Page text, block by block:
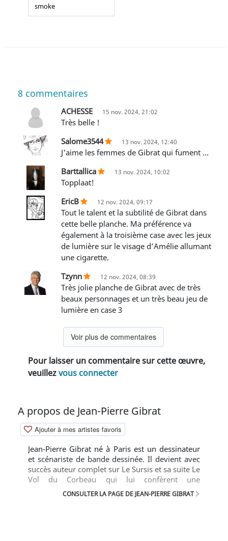
smoke
8 commentaires
ACHESSE 15 nov. 2024, 21:02
Très belle !
Salome3544
13 nov. 2024, 12:40
J'aime les femmes de Gibrat qui fument ...
Barttallica
13 nov. 2024, 10:02
Topplaat!
EricB
12 nov. 2024, 09:17
Tout le talent et la subtilité de Gibrat dans
cette belle planche. Ma préférence va
également à la troisième case avec les jeux
de lumière sur le visage d’Amélie allumant
une cigarette.
Tzynn
12 nov. 2024, 08:39
Très jolie planche de Gibrat avec de très
beaux personnages et un très beau jeu de
lumière en case 3
Voir plus de commentaires
Pour laisser un commentaire sur cette œuvre,
veuillezvous connecter
A propos de Jean-Pierre Gibrat
Ajouter à mes artistes favoris
Jean-Pierre Gibrat né à Paris est un dessinateur
et scénariste de bande dessinée. Il devient avec
succès auteur complet sur Le Sursis et sa suite Le
Vol du Corbeau qui lui confèrent une
reconnaissance populaire et critique.
CONSULTER LA PAGE DE JEAN-PIERRE GIBRAT